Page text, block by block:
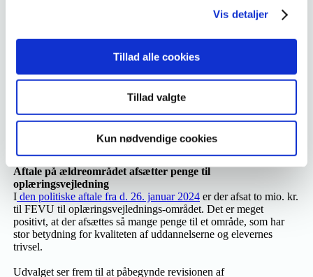
Vis detaljer
Tillad alle cookies
Tillad valgte
Kun nødvendige cookies
arbejdsmarkedsuddannelserne indenfor oplæringsvejledning" er
Nationalt Center for Erhvervspædagogikog
FEVU understreger vigtigheden af kvaliteten i oplæringen for
elevernes gennemførsel af uddannelserne til social- og
sundhedsassistent, social- og sundhedshjælper samt pædagogisk
frafaldsindsatser nævnes netop professionalisering af
oplæringsvejledningen som en virksom indsats, der er med til at
øge gennemførslen på de to social- og sundhedsuddannelser.
Aftale på ældreområdet afsætter penge til
oplæringsvejledning
I den politiske aftale fra d. 26. januar 2024 er der afsat to mio. kr.
til FEVU til oplæringsvejlednings-området. Det er meget
positivt, at der afsættes så mange penge til et område, som har
stor betydning for kvaliteten af uddannelserne og elevernes
trivsel.
Udvalget ser frem til at påbegynde revisionen af